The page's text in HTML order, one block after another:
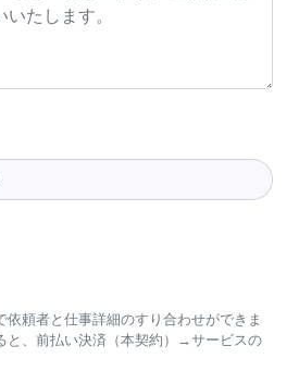
頼者と仕事詳細のすり合わせができま
と、前払い決済（本契約）→サービスの